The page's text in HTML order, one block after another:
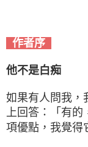
作者序
他不是白痴
如果有人問我，
上回答：「有
項優點，我覺得